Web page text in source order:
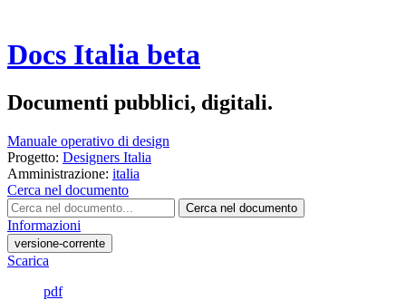
Docs Italia beta
Documenti pubblici, digitali.
Manuale operativo di design
Progetto: Designers Italia
Amministrazione: italia
Cerca nel documento
Cerca nel documento
Informazioni
versione-corrente
Scarica
pdf